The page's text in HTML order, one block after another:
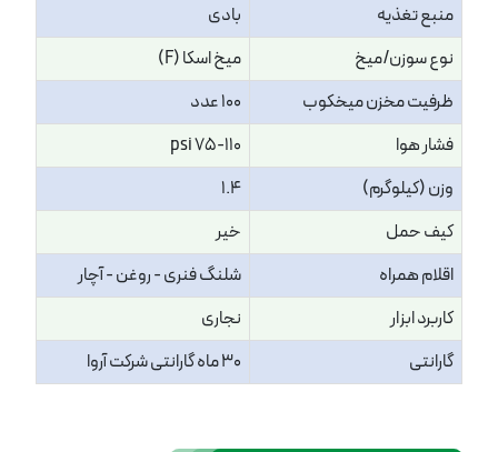
منبع تغذیه
بادی
نوع سوزن/میخ
میخ اسکا (F)
ظرفیت مخزن میخکوب
100 عدد
فشار هوا
75-110 psi
وزن (کیلوگرم)
1.4
کیف حمل
خیر
اقلام همراه
شلنگ فنری - روغن - آچار
کاربرد ابزار
نجاری
گارانتی
30 ماه گارانتی شرکت آروا